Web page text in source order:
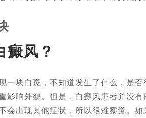
癜风？
一块白斑，不知道发生了什么，是
影响外貌。但是，白癜风患者并没
会出现其他症状，所以很难察觉。